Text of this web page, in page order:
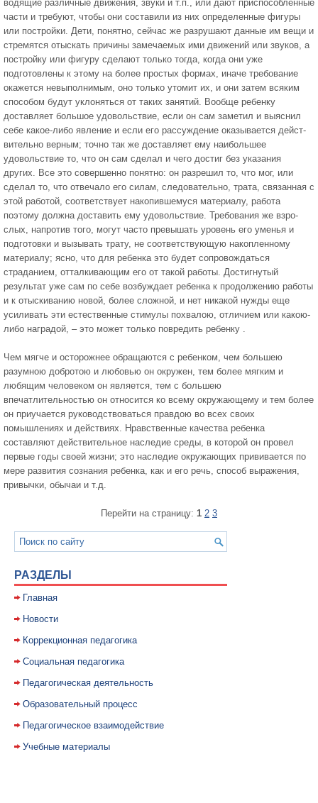
водящие различные движения, звуки и т.п., или дают приспособленные
части и требуют, чтобы они составили из них определенные фигуры
или постройки. Дети, понят­но, сейчас же разрушают данные им вещи и
стремятся отыскать причины замечаемых ими движений или звуков, а
постройку или фигуру сделают только тогда, когда они уже
подготовлены к этому на более простых формах, иначе требование
окажется невыполнимым, оно только утомит их, и они затем всяким
способом будут уклоняться от таких занятий. Вообще ребенку
доставляет большое удовольствие, если он сам заметил и выяснил
себе какое-либо явление и если его рассуждение оказывается дейст­
вительно верным; точно так же доставляет ему наиболь­шее
удовольствие то, что он сам сделал и чего достиг без указания
других. Все это совершенно понятно: он разрешил то, что мог, или
сделал то, что отвечало его силам, следовательно, трата, связанная с
этой работой, соответствует накопившемуся материалу, работа
поэтому должна доставить ему удовольствие. Требования же взро­
слых, напротив того, могут часто превышать уровень его уменья и
подготовки и вызывать трату, не соответствую­щую накопленному
материалу; ясно, что для ребенка это будет сопровождаться
страданием, отталкивающим его от такой работы. Достигнутый
результат уже сам по себе возбуждает ребенка к продолжению работы
и к отыскиванию новой, более сложной, и нет никакой нужды еще
усиливать эти естественные стимулы похвалою, отличием или какою-
либо наградой, – это может только по­вредить ребенку .
Чем мягче и осторожнее обращаются с ребенком, чем большею
разумною добротою и любовью он окружен, тем более мягким и
любящим человеком он является, тем с большею
впечатлительностью он относится ко все­му окружающему и тем более
он приучается руководст­воваться правдою во всех своих
помышлениях и дейст­виях. Нравственные качества ребенка
составляют дейст­вительное наследие среды, в которой он провел
первые годы своей жизни; это наследие окружающих привива­ется по
мере развития сознания ребенка, как и его речь, способ выражения,
привычки, обычаи и т.д.
Перейти на страницу: 1 2 3
РАЗДЕЛЫ
Главная
Новости
Коррекционная педагогика
Социальная педагогика
Педагогическая деятельность
Образовательный процесс
Педагогическое взаимодействие
Учебные материалы